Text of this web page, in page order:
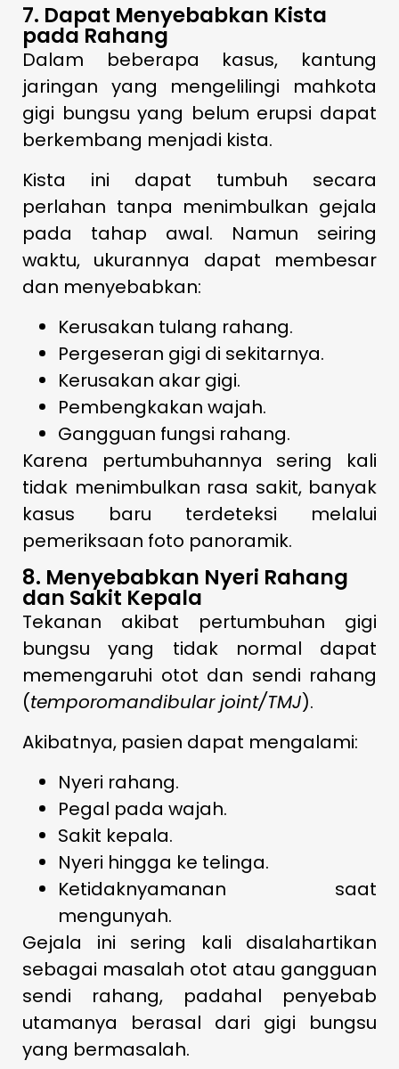
7. Dapat Menyebabkan Kista
pada Rahang
Dalam beberapa kasus, kantung
jaringan yang mengelilingi mahkota
gigi bungsu yang belum erupsi dapat
berkembang menjadi kista.
Kista ini dapat tumbuh secara
perlahan tanpa menimbulkan gejala
pada tahap awal. Namun seiring
waktu, ukurannya dapat membesar
dan menyebabkan:
Kerusakan tulang rahang.
Pergeseran gigi di sekitarnya.
Kerusakan akar gigi.
Pembengkakan wajah.
Gangguan fungsi rahang.
Karena pertumbuhannya sering kali
tidak menimbulkan rasa sakit, banyak
kasus baru terdeteksi melalui
pemeriksaan foto panoramik.
8. Menyebabkan Nyeri Rahang
dan Sakit Kepala
Tekanan akibat pertumbuhan gigi
bungsu yang tidak normal dapat
memengaruhi otot dan sendi rahang
(temporomandibular joint/TMJ).
Akibatnya, pasien dapat mengalami:
Nyeri rahang.
Pegal pada wajah.
Sakit kepala.
Nyeri hingga ke telinga.
Ketidaknyamanan saat
mengunyah.
Gejala ini sering kali disalahartikan
sebagai masalah otot atau gangguan
sendi rahang, padahal penyebab
utamanya berasal dari gigi bungsu
yang bermasalah.